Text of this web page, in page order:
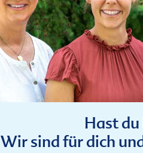
Hast du
Wir sind für dich